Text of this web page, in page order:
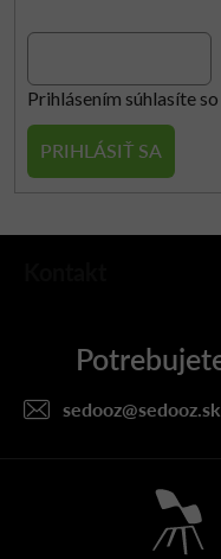
Prihlásením súhlasíte so
PRIHLÁSIŤ SA
Z
sedooz@sedooz.sk